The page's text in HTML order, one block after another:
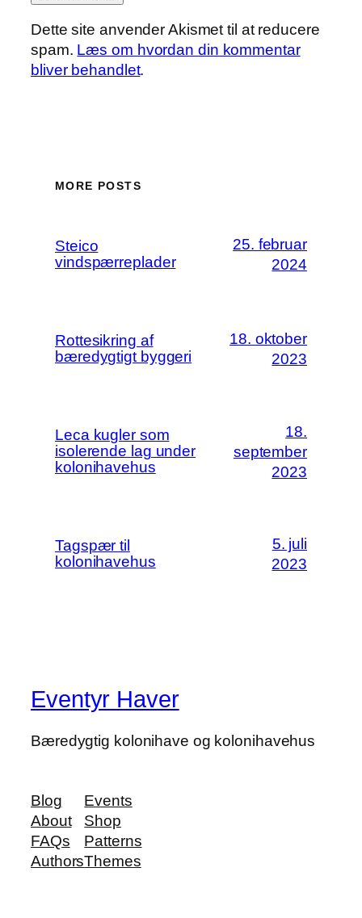
Dette site anvender Akismet til at reducere
spam. Læs om hvordan din kommentar
bliver behandlet.
MORE POSTS
Steico
vindspærreplader
25. februar
2024
Rottesikring af
bæredygtigt byggeri
18. oktober
2023
Leca kugler som
isolerende lag under
kolonihavehus
18.
september
2023
Tagspær til
kolonihavehus
5. juli
2023
Eventyr Haver
Bæredygtig kolonihave og kolonihavehus
Blog
About
FAQs
Authors
Events
Shop
Patterns
Themes